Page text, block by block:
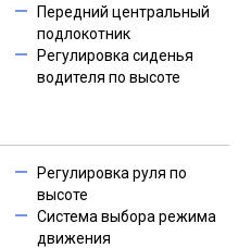
Передний центральный
подлокотник
Регулировка сиденья
водителя по высоте
Регулировка руля по
высоте
Система выбора режима
движения